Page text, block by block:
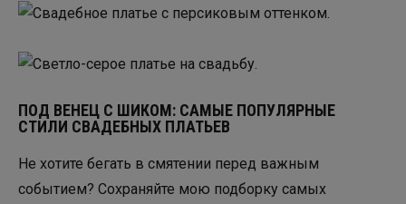
ПОД ВЕНЕЦ С ШИКОМ: САМЫЕ ПОПУЛЯРНЫЕ
СТИЛИ СВАДЕБНЫХ ПЛАТЬЕВ
Не хотите бегать в смятении перед важным
событием? Сохраняйте мою подборку самых